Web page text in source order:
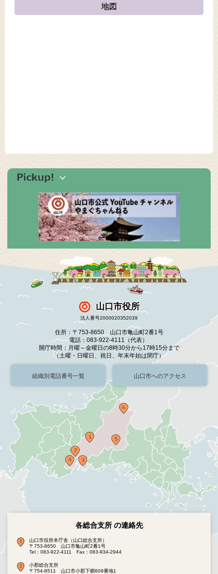
地図
山口市役所
法人番号2000020352039
住所：〒753-8650 山口市亀山町2番1号
電話：083-922-4111（代表）
開庁時間：月曜～金曜日の8時30分から17時15分まで
（土曜・日曜日、祝日、年末年始は閉庁）
組織別電話番号一覧 山口市へのアクセス
各総合支所 の連絡先
山口市役所本庁舎（山口総合支所）
〒753-8650 山口市亀山町2番1号
Tel：083-922-4111
Fax：083-934-2944
小郡総合支所
〒754-8511 山口市小郡下郷609番地1